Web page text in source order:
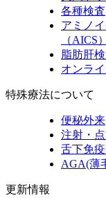
各種検査
アミノ
（AICS）
脂肪肝
オンラ
特殊療法について
便秘外来
注射・
舌下免
AGA(薄
更新情報